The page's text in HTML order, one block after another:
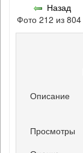
Назад
Фото 212 из 804
Описание
Просмотры